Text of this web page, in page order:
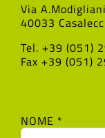
Via
40033
Tel. +39 (051)
Fax +39 (051)
NOME *